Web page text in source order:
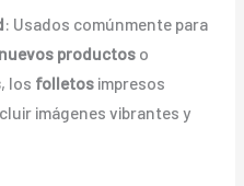
: Usados comúnmente para
nuevos productos o
, los folletos impresos
imágenes vibrantes y